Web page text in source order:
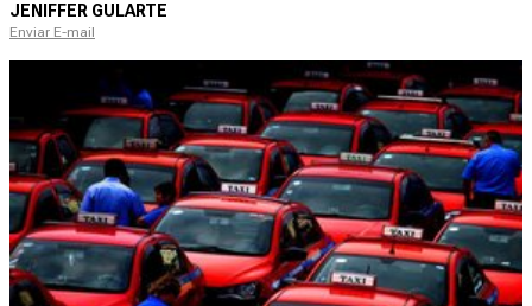
JENIFFER GULARTE
Enviar E-mail